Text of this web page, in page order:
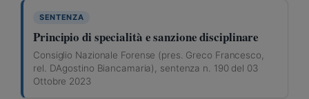
SENTENZA
Principio di specialità e sanzione disciplinare
Consiglio Nazionale Forense (pres. Greco Francesco,
rel. DAgostino Biancamaria), sentenza n. 190 del 03
Ottobre 2023